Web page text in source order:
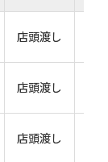
店頭渡し
店頭渡し
店頭渡し